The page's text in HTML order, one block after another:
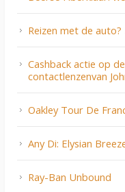
Reizen met de
Cashback actie op
contactlenzenvan
Oakley Tour De
Any Di: Elysian
Ray-Ban Unbound